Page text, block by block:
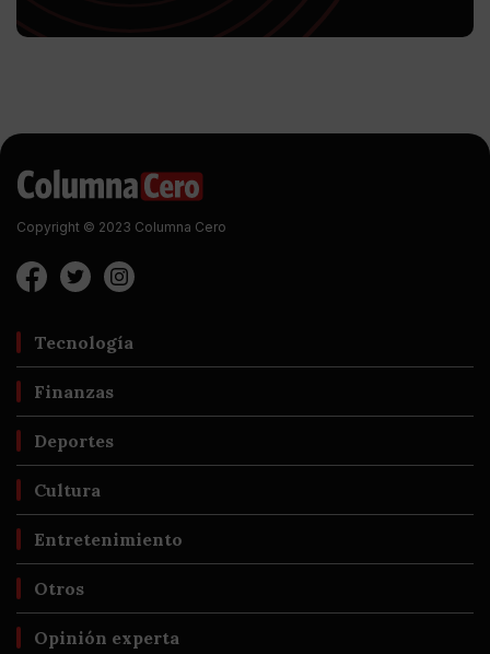
Copyright © 2023 Columna Cero
Tecnología
Finanzas
Deportes
Cultura
Entretenimiento
Otros
Opinión experta